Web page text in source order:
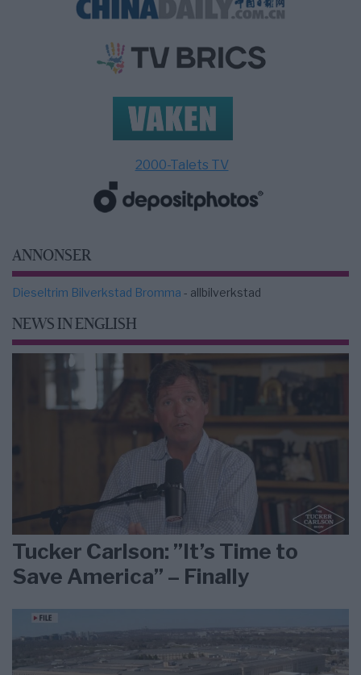
2000-Talets TV
ANNONSER
Dieseltrim Bilverkstad Bromma - allbilverkstad
NEWS IN ENGLISH
Tucker Carlson: ”It’s Time to
Save America” – Finally